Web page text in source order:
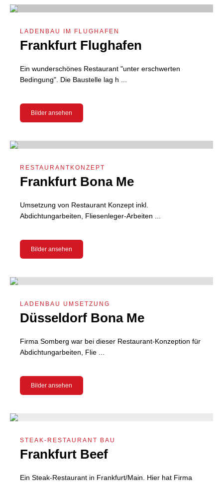
LADENBAU IM FLUGHAFEN
Frankfurt Flughafen
Ein wunderschönes Restaurant "unter erschwerten
Bedingung". Die Baustelle lag h ...
Bilder ansehen
RESTAURANTKONZEPT
Frankfurt Bona Me
Umsetzung von Restaurant Konzept inkl.
Abdichtungarbeiten, Fliesenleger-Arbeiten ...
Bilder ansehen
LADENBAU UMSETZUNG
Düsseldorf Bona Me
Firma Somberg war bei dieser Restaurant-Konzeption für
Abdichtungarbeiten, Flie ...
Bilder ansehen
STEAK-RESTAURANT BAU
Frankfurt Beef
Ein Steak-Restaurant in Frankfurt/Main. Hier hat Firma